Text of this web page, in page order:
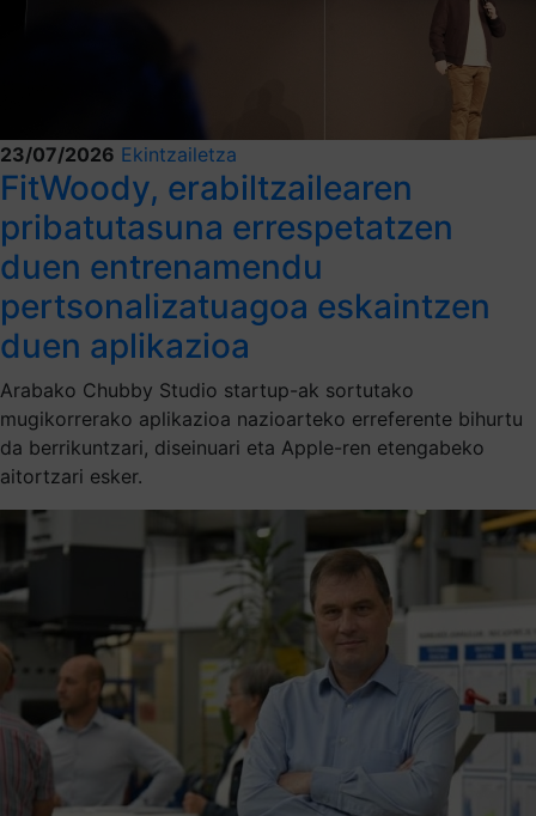
23/07/2026 Ekintzailetza
FitWoody, erabiltzailearen
pribatutasuna errespetatzen
duen entrenamendu
pertsonalizatuagoa eskaintzen
duen aplikazioa
Arabako Chubby Studio startup-ak sortutako
mugikorrerako aplikazioa nazioarteko erreferente bihurtu
da berrikuntzari, diseinuari eta Apple-ren etengabeko
aitortzari esker.